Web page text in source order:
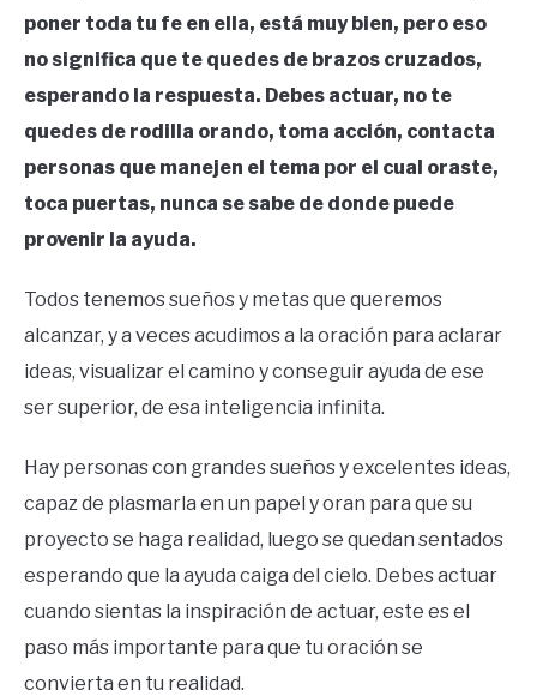
poner toda tu fe en ella, está muy bien, pero eso
no significa que te quedes de brazos cruzados,
esperando la respuesta. Debes actuar, no te
quedes de rodilla orando, toma acción, contacta
personas que manejen el tema por el cual oraste,
toca puertas, nunca se sabe de donde puede
provenir la ayuda.
Todos tenemos sueños y metas que queremos
alcanzar, y a veces acudimos a la oración para aclarar
ideas, visualizar el camino y conseguir ayuda de ese
ser superior, de esa inteligencia infinita.
Hay personas con grandes sueños y excelentes ideas,
capaz de plasmarla en un papel y oran para que su
proyecto se haga realidad, luego se quedan sentados
esperando que la ayuda caiga del cielo. Debes actuar
cuando sientas la inspiración de actuar, este es el
paso más importante para que tu oración se
convierta en tu realidad.